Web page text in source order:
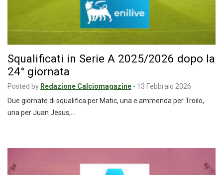
Squalificati in Serie A 2025/2026 dopo la
24° giornata
Posted by Redazione Calciomagazine - 13 Febbraio 2026
Due giornate di squalifica per Matic, una e ammenda per Troilo,
una per Juan Jesus,…